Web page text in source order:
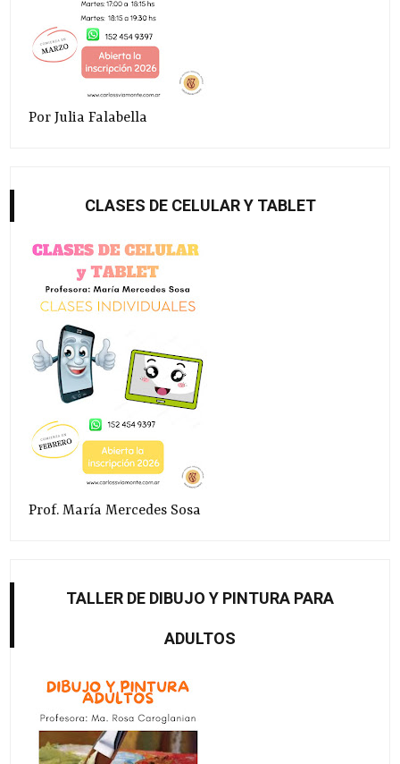
Por Julia Falabella
CLASES DE CELULAR Y TABLET
Prof. María Mercedes Sosa
TALLER DE DIBUJO Y PINTURA PARA
ADULTOS